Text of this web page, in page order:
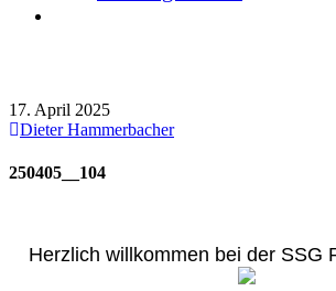
17. April 2025
Dieter Hammerbacher
250405__104
Herzlich willkommen bei der SSG